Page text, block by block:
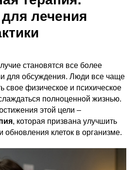
лечения
становятся все более
для обсуждения. Люди все чаще
свое физическое и психическое
полноценной жизнью.
этой цели –
, которая призвана улучшить
клеток в организме.